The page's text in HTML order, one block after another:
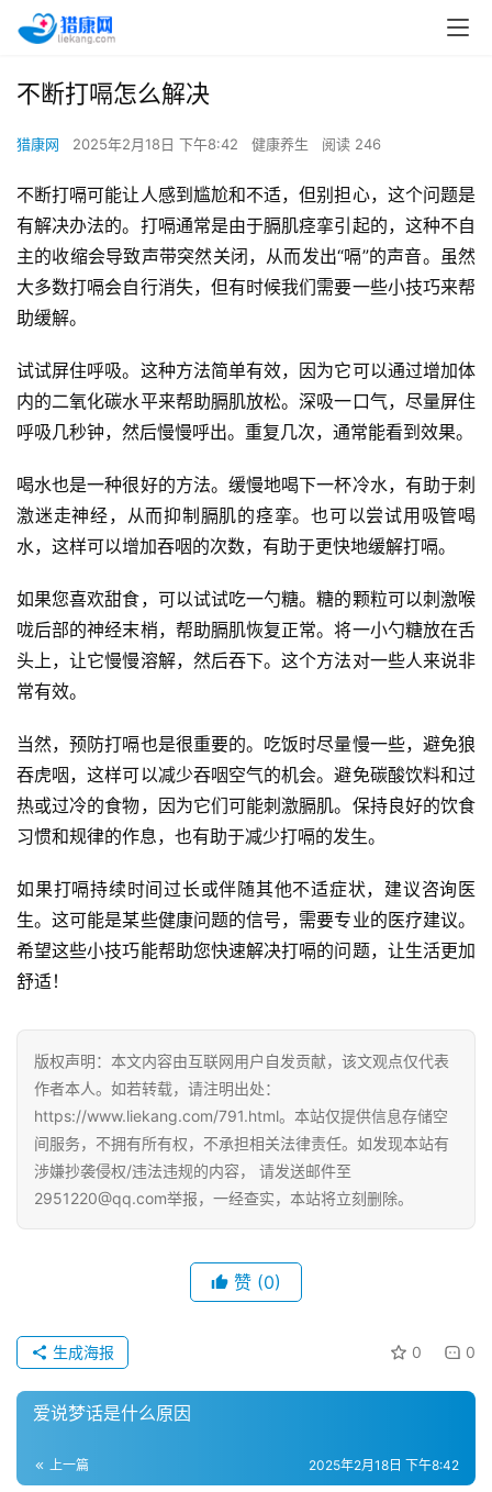
不断打嗝怎么解决
猎康网 2025年2月18日 下午8:42 健康养生 阅读 246
不断打嗝可能让人感到尴尬和不适，但别担心，这个问题是
有解决办法的。打嗝通常是由于膈肌痉挛引起的，这种不自
主的收缩会导致声带突然关闭，从而发出“嗝”的声音。虽然
大多数打嗝会自行消失，但有时候我们需要一些小技巧来帮
助缓解。
试试屏住呼吸。这种方法简单有效，因为它可以通过增加体
内的二氧化碳水平来帮助膈肌放松。深吸一口气，尽量屏住
呼吸几秒钟，然后慢慢呼出。重复几次，通常能看到效果。
喝水也是一种很好的方法。缓慢地喝下一杯冷水，有助于刺
激迷走神经，从而抑制膈肌的痉挛。也可以尝试用吸管喝
水，这样可以增加吞咽的次数，有助于更快地缓解打嗝。
如果您喜欢甜食，可以试试吃一勺糖。糖的颗粒可以刺激喉
咙后部的神经末梢，帮助膈肌恢复正常。将一小勺糖放在舌
头上，让它慢慢溶解，然后吞下。这个方法对一些人来说非
常有效。
当然，预防打嗝也是很重要的。吃饭时尽量慢一些，避免狼
吞虎咽，这样可以减少吞咽空气的机会。避免碳酸饮料和过
热或过冷的食物，因为它们可能刺激膈肌。保持良好的饮食
习惯和规律的作息，也有助于减少打嗝的发生。
如果打嗝持续时间过长或伴随其他不适症状，建议咨询医
生。这可能是某些健康问题的信号，需要专业的医疗建议。
希望这些小技巧能帮助您快速解决打嗝的问题，让生活更加
舒适！
版权声明：本文内容由互联网用户自发贡献，该文观点仅代表
作者本人。如若转载，请注明出处：
https://www.liekang.com/791.html。本站仅提供信息存储空
间服务，不拥有所有权，不承担相关法律责任。如发现本站有
涉嫌抄袭侵权/违法违规的内容， 请发送邮件至
2951220@qq.com举报，一经查实，本站将立刻删除。
赞 (0)
0 0
生成海报
爱说梦话是什么原因
上一篇 2025年2月18日 下午8:42